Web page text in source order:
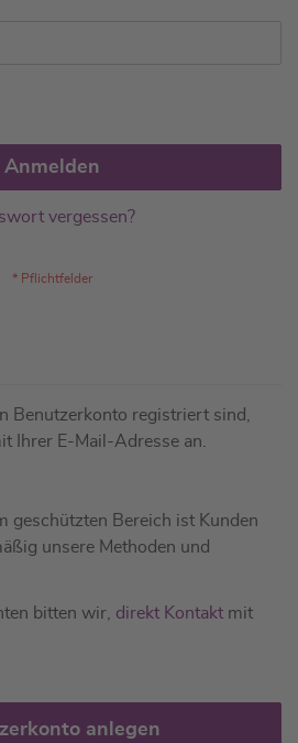
Anmelden
vergessen?
Benutzerkonto registriert sind,
Ihrer E-Mail-Adresse an.
geschützten Bereich ist Kunden
unsere Methoden und
bitten wir, direkt Kontakt mit
anlegen